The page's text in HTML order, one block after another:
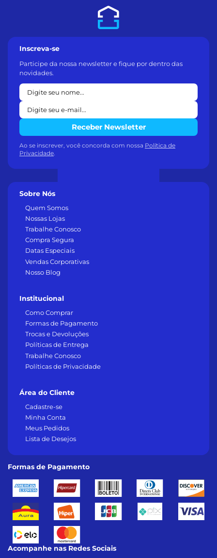
Sobre Nós
Quem Somos
Nossas Lojas
Trabalhe Conosco
Compra Segura
Datas Especiais
Vendas Corporativas
Nosso Blog
Institucional
Como Comprar
Formas de Pagamento
Trocas e Devoluções
Políticas de Entrega
Trabalhe Conosco
Políticas de Privacidade
Área do Cliente
Cadastre-se
Minha Conta
Meus Pedidos
Lista de Desejos
Inscreva-se
Participe da nossa newsletter e fique por dentro das
novidades.
Receber Newsletter
Ao se inscrever, você concorda com nossa Política de
Privacidade
Formas de Pagamento
Acompanhe nas Redes Sociais